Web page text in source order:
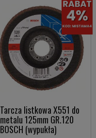
Tarcza listkowa X551 do
metalu 125mm GR.120
BOSCH (wypukła)